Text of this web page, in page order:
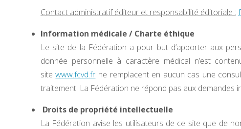
Contact administratif éditeur et responsabilité éditoriale :
Information médicale / Charte éthique
Le site de la Fédération a pour but d’apporter aux
donnée personnelle à caractère médical n’est
sitewww.fcvd.fr ne remplacent en aucun cas une
traitement. La Fédération ne répond pas aux demandes
Droits de propriété intellectuelle
La Fédération avise les utilisateurs de ce site que de